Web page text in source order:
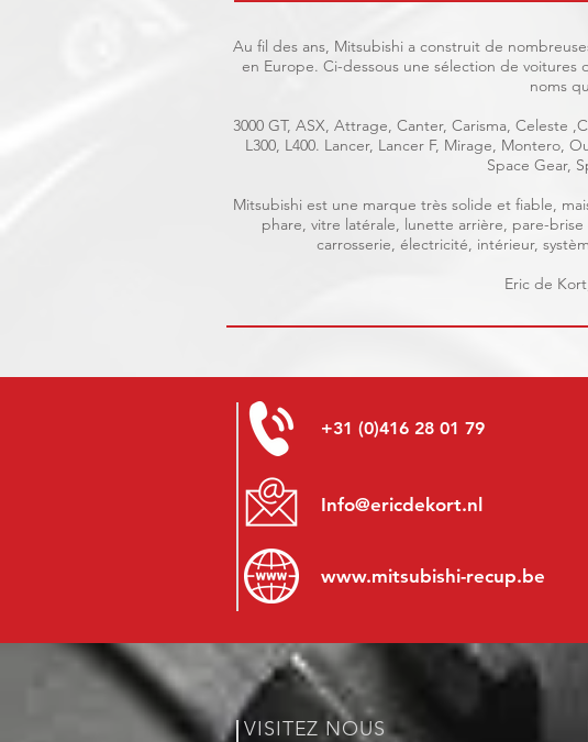
Au fil des ans, Mitsubishi a construit de
en Europe. Ci-dessous une sélection de
noms
3000 GT, ASX, Attrage, Canter, Carisma, Celeste
L300, L400. Lancer, Lancer F, Mirage, Montero,
Space Gear,
Mitsubishi est une marque très solide et fiable,
phare, vitre latérale, lunette arrière, pare-
carrosserie, électricité, intérieur,
Eric de
Info@ericdekort.nl
www.mitsubishi-recup.be
+31 (0)416 28 01 79
VISITEZ NOUS